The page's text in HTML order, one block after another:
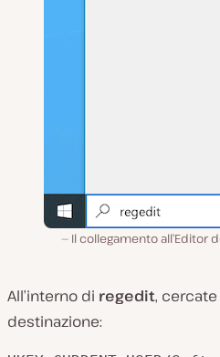
Il collegamento all’Editor
All’interno di regedit,
destinazione: